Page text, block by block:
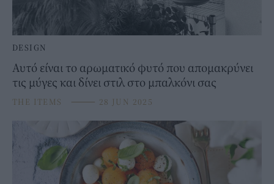
DESIGN
Αυτό είναι το αρωματικό φυτό που απομακρύνει
τις μύγες και δίνει στιλ στο μπαλκόνι σας
THE ITEMS ⸻ 28 JUN 2025